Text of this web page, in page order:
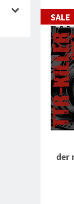
der